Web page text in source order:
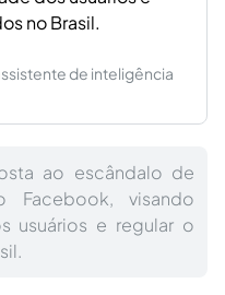
no Brasil.
de inteligência
ao escândalo de
visando
usuários e regular o